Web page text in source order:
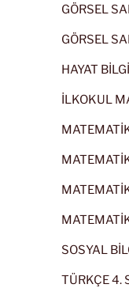
GÖRSEL
GÖRSEL
HAYAT
İLKOKUL
SOSYAL
TÜRKÇE 4.